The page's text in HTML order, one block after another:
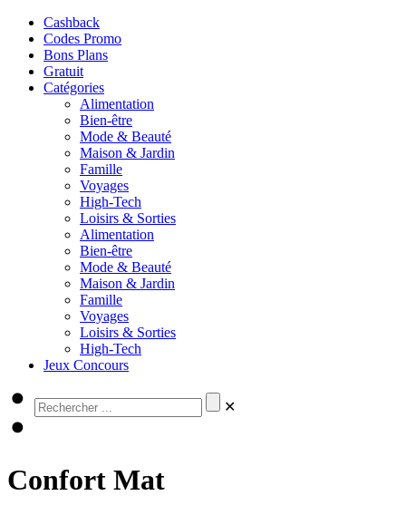
Cashback
Codes Promo
Bons Plans
Gratuit
Catégories
Alimentation
Bien-être
Mode & Beauté
Maison & Jardin
Famille
Voyages
High-Tech
Loisirs & Sorties
Alimentation
Bien-être
Mode & Beauté
Maison & Jardin
Famille
Voyages
Loisirs & Sorties
High-Tech
Jeux Concours
✕
Confort Mat